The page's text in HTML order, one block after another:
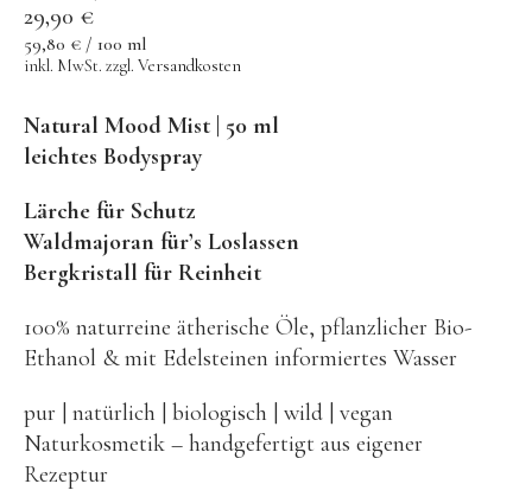
Blüten- & Kraftortessenzen
Story
über Jörn
meine Innere Arbeit
Feedback von Klienten
Presse
Temple Lounge
Tele Meditationen
29,90 €
59,80 € / 100 ml
inkl. MwSt. zzgl. Versandkosten
Natural Mood Mist | 50 ml
leichtes Bodyspray
Lärche für Schutz
Waldmajoran für’s Loslassen
Bergkristall für Reinheit
100% naturreine ätherische Öle, pflanzlicher Bio-
Ethanol & mit Edelsteinen informiertes Wasser
pur | natürlich | biologisch | wild | vegan
Naturkosmetik – handgefertigt aus eigener
Rezeptur